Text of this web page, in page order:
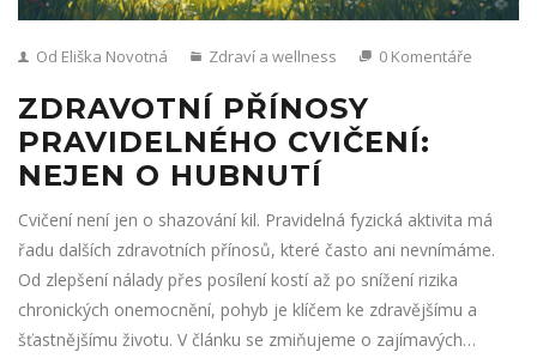
Od Eliška Novotná Zdraví a wellness 0 Komentáře
ZDRAVOTNÍ PŘÍNOSY
PRAVIDELNÉHO CVIČENÍ:
NEJEN O HUBNUTÍ
Cvičení není jen o shazování kil. Pravidelná fyzická aktivita má
řadu dalších zdravotních přínosů, které často ani nevnímáme.
Od zlepšení nálady přes posílení kostí až po snížení rizika
chronických onemocnění, pohyb je klíčem ke zdravějšímu a
šťastnějšímu životu. V článku se zmiňujeme o zajímavých